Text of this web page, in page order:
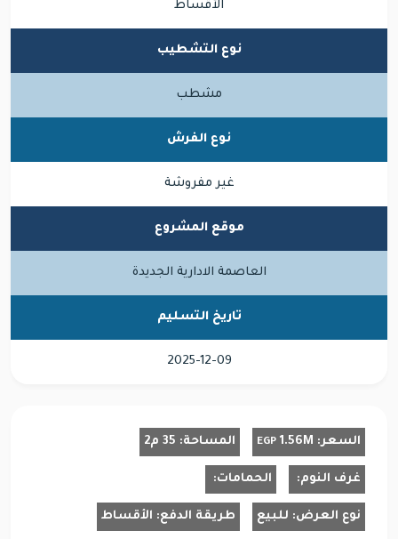
الأقساط
نوع التشطيب
مشطب
نوع الفرش
غير مفروشة
موقع المشروع
العاصمة الادارية الجديدة
تاريخ التسليم
2025-12-09
السعر: 1.56M
EGP المساحة: 35 م2
غرف النوم: الحمامات:
نوع العرض: للبيع طريقة الدفع: الأقساط